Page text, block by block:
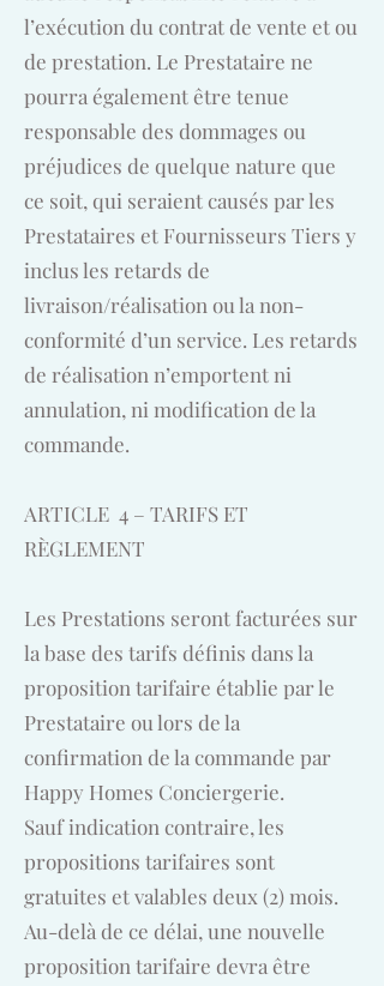
l’exécution du contrat de vente et ou
de prestation. Le Prestataire ne
pourra également être tenue
responsable des dommages ou
préjudices de quelque nature que
ce soit, qui seraient causés par les
Prestataires et Fournisseurs Tiers y
inclus les retards de
livraison/réalisation ou la non-
conformité d’un service. Les retards
de réalisation n’emportent ni
annulation, ni modification de la
commande.
ARTICLE 4 – TARIFS ET
RÈGLEMENT
Les Prestations seront facturées sur
la base des tarifs définis dans la
proposition tarifaire établie par le
Prestataire ou lors de la
confirmation de la commande par
Happy Homes Conciergerie.
Sauf indication contraire, les
propositions tarifaires sont
gratuites et valables deux (2) mois.
Au-delà de ce délai, une nouvelle
proposition tarifaire devra être